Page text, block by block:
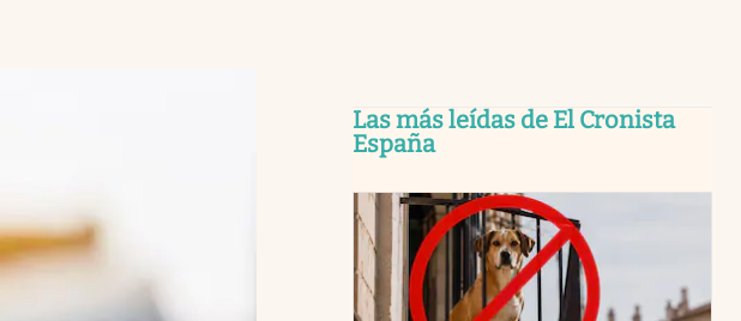
Las más leídas de El Cronista
España